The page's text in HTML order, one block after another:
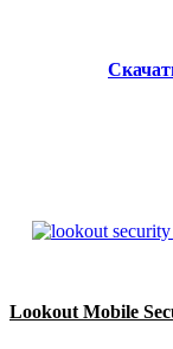
Lookout Mobile